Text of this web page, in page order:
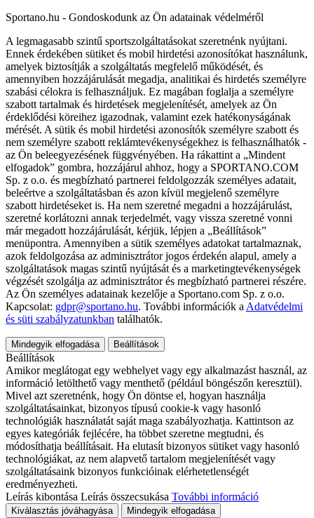
Sportano.hu - Gondoskodunk az Ön adatainak védelméről
A legmagasabb szintű sportszolgáltatásokat szeretnénk nyújtani.
Ennek érdekében sütiket és mobil hirdetési azonosítókat használunk,
amelyek biztosítják a szolgáltatás megfelelő működését, és
amennyiben hozzájárulását megadja, analitikai és hirdetés személyre
szabási célokra is felhasználjuk. Ez magában foglalja a személyre
szabott tartalmak és hirdetések megjelenítését, amelyek az Ön
érdeklődési köreihez igazodnak, valamint ezek hatékonyságának
mérését. A sütik és mobil hirdetési azonosítók személyre szabott és
nem személyre szabott reklámtevékenységekhez is felhasználhatók -
az Ön beleegyezésének függvényében. Ha rákattint a „Mindent
elfogadok” gombra, hozzájárul ahhoz, hogy a SPORTANO.COM
Sp. z o.o. és megbízható partnerei feldolgozzák személyes adatait,
beleértve a szolgáltatásban és azon kívül megjelenő személyre
szabott hirdetéseket is. Ha nem szeretné megadni a hozzájárulást,
szeretné korlátozni annak terjedelmét, vagy vissza szeretné vonni
már megadott hozzájárulását, kérjük, lépjen a „Beállítások”
menüpontra. Amennyiben a sütik személyes adatokat tartalmaznak,
azok feldolgozása az adminisztrátor jogos érdekén alapul, amely a
szolgáltatások magas szintű nyújtását és a marketingtevékenységek
végzését szolgálja az adminisztrátor és megbízható partnerei részére.
Az Ön személyes adatainak kezelője a Sportano.com Sp. z o.o.
Kapcsolat: gdpr@sportano.hu. További információk a Adatvédelmi
és süti szabályzatunkban találhatók.
Mindegyik elfogadása Beállítások
Beállítások
Amikor meglátogat egy webhelyet vagy egy alkalmazást használ, az
információ letölthető vagy menthető (például böngészőn keresztül).
Mivel azt szeretnénk, hogy Ön döntse el, hogyan használja
szolgáltatásainkat, bizonyos típusú cookie-k vagy hasonló
technológiák használatát saját maga szabályozhatja. Kattintson az
egyes kategóriák fejlécére, ha többet szeretne megtudni, és
módosíthatja beállításait. Ha elutasít bizonyos sütiket vagy hasonló
technológiákat, az nem alapvető tartalom megjelenítését vagy
szolgáltatásaink bizonyos funkcióinak elérhetetlenségét
eredményezheti.
Leírás kibontása Leírás összecsukása További információ
Kiválasztás jóváhagyása
Mindegyik elfogadása